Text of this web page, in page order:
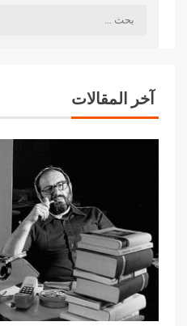
آخر المقالات